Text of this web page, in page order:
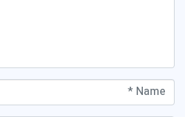
Name *